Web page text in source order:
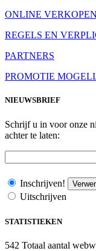
ONLINE VERKOPEN
REGELS EN
PARTNERS
PROMOTIE
NIEUWSBRIEF
Schrijf u in voor onze
achter te laten:
Inschrijven!
Uitschrijven
STATISTIEKEN
542 Totaal aantal